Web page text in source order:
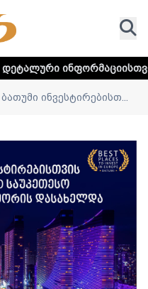
დააკლიკეთ
ბათუმი ინვესტირებისთ...